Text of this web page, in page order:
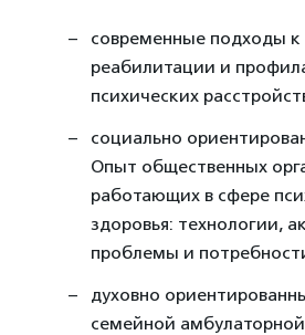
современные подходы к
реабилитации и
психических
социально
Опыт общественных
работающих в сфере
здоровья: технологии,
проблемы и
духовно
семейной